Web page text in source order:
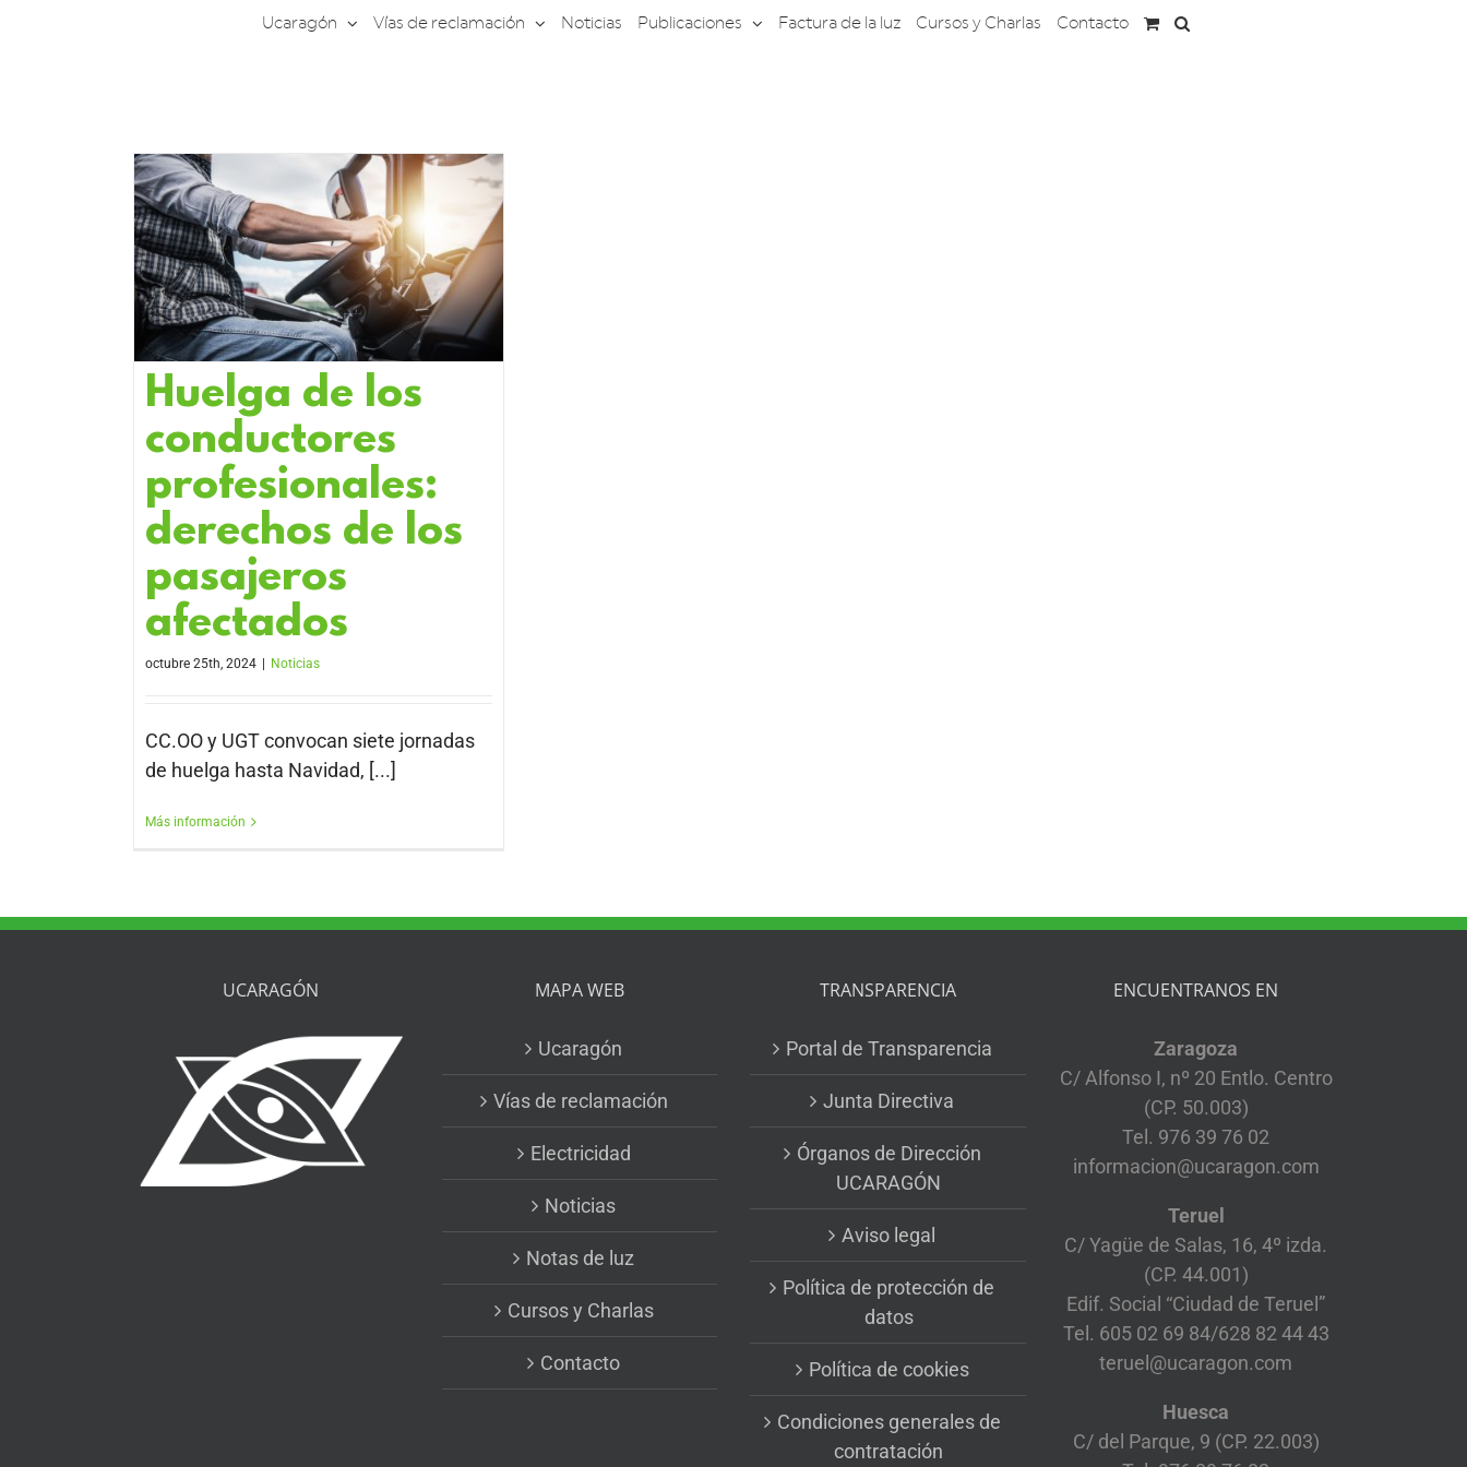
Ucaragón Vías de reclamación Noticias Publicaciones Factura de la luz Cursos y Charlas Contacto
Huelga de los
conductores
profesionales:
derechos de los
pasajeros
afectados
octubre 25th, 2024 Noticias
CC.OO y UGT convocan siete jornadas
de huelga hasta Navidad, [...]
Más información
UCARAGÓN MAPA WEB
Ucaragón
Vías de reclamación
Electricidad
Noticias
Notas de luz
Cursos y Charlas
Contacto
TRANSPARENCIA
Portal de Transparencia
Junta Directiva
Órganos de Dirección
UCARAGÓN
Aviso legal
Política de protección de
datos
Política de cookies
Condiciones generales de
contratación
ENCUENTRANOS EN
Zaragoza
C/ Alfonso I, nº 20 Entlo. Centro
(CP. 50.003)
Tel. 976 39 76 02
informacion@ucaragon.com
Teruel
C/ Yagüe de Salas, 16, 4º izda.
(CP. 44.001)
Edif. Social “Ciudad de Teruel”
Tel. 605 02 69 84/628 82 44 43
teruel@ucaragon.com
Huesca
C/ del Parque, 9 (CP. 22.003)